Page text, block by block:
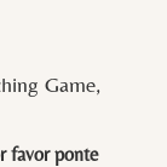
Game,
favor ponte